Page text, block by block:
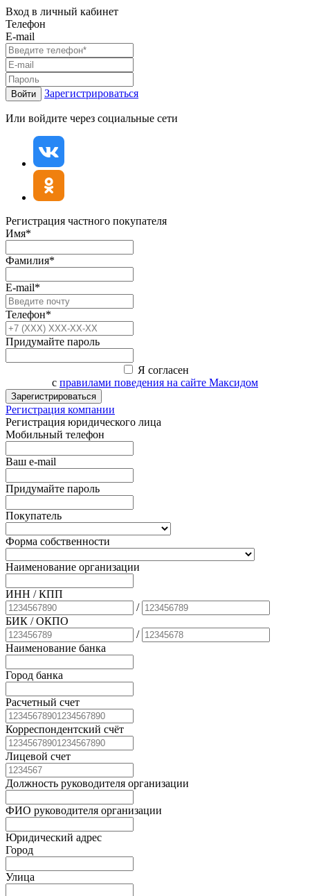
Вход в личный кабинет
Телефон
E-mail
Войти Зарегистрироваться
Или войдите через социальные сети
Регистрация частного покупателя
Имя*
Фамилия*
E-mail*
Телефон*
Придумайте пароль
Я согласен
с правилами поведения на сайте Максидом
Зарегистрироваться
Регистрация компании
Регистрация юридического лица
Мобильный телефон
Ваш e-mail
Придумайте пароль
Покупатель
Форма собственности
Наименование организации
ИНН / КПП
/
БИК / ОКПО
/
Наименование банка
Город банка
Расчетный счет
Корреспондентский счёт
Лицевой счет
Должность руководителя организации
ФИО руководителя организации
Юридический адрес
Город
Улица